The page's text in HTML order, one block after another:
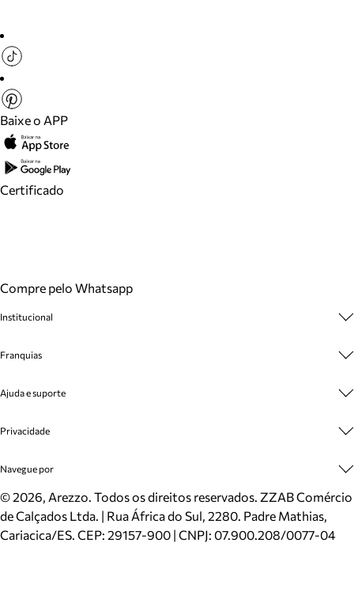
Baixe o APP
Certificado
Compre pelo Whatsapp
Institucional
Cashback
Venda Corporativa
Mapa do Site
Inverno
Mundo Arezzo
Franquias
Plano de Negócio
Ajuda e suporte
Cadastro
Meus Pedidos
Trocas e Devoluções
Cartão Presente
Localizador de lojas
Privacidade
Politica e Privacidade
Navegue por
Sapatos
Bolsas
Scarpins
©2026, Arezzo. Todos os direitos reservados. ZZAB Comércio
de Calçados Ltda. | Rua África do Sul, 2280. Padre Mathias,
Cariacica/ES. CEP: 29157-900 | CNPJ: 07.900.208/0077-04